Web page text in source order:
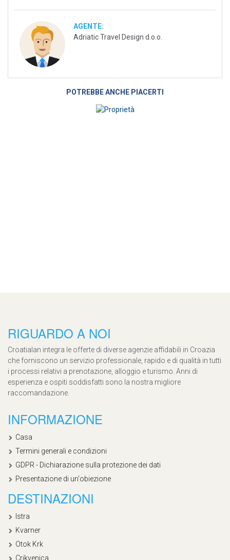
AGENTE:
Adriatic Travel Design d.o.o.
POTREBBE ANCHE PIACERTI
RIGUARDO A NOI
Croatialan integra le offerte di diverse agenzie affidabili in Croazia
che forniscono un servizio professionale, rapido e di qualità in tutti
i processi relativi a prenotazione, alloggio e turismo. Anni di
esperienza e ospiti soddisfatti sono la nostra migliore
raccomandazione.
INFORMAZIONE
Casa
Termini generali e condizioni
GDPR - Dichiarazione sulla protezione dei dati
Presentazione di un'obiezione
DESTINAZIONI
Istra
Kvarner
Otok Krk
Crikvenica